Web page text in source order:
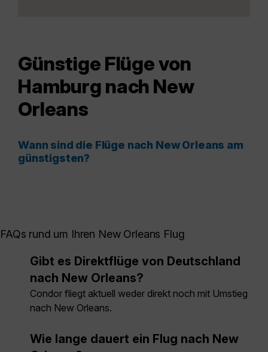
Günstige Flüge von
Hamburg nach New
Orleans
Wann sind die Flüge nach New Orleans am
günstigsten?
FAQs rund um Ihren New Orleans Flug
Gibt es Direktflüge von Deutschland
nach New Orleans?
Condor fliegt aktuell weder direkt noch mit Umstieg
nach New Orleans.
Wie lange dauert ein Flug nach New